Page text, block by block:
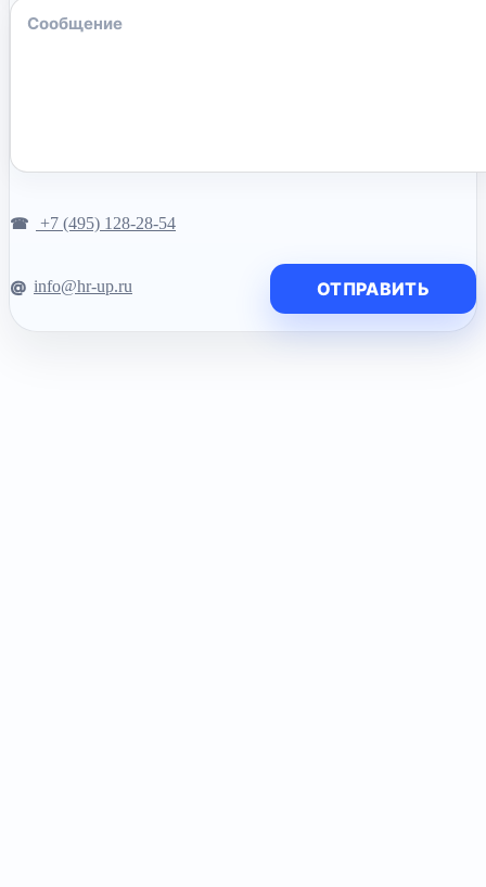
+7 (495) 128-28-54
info@hr-up.ru ОТПРАВИТЬ